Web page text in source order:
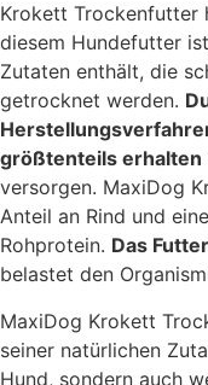
Krokett Trockenfutter
diesem Hundefutter
Zutaten enthält, die
getrocknet werden.
größtenteils erhalten
versorgen. MaxiDog
Anteil an Rind und
Rohprotein. Das
belastet den
MaxiDog Krokett
seiner natürlichen
Hund, sondern auch